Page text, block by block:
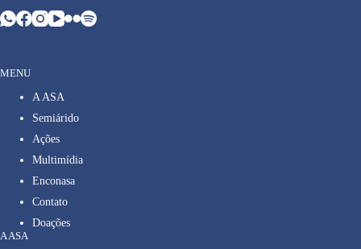
MENU
A ASA
Semiárido
Ações
Multimídia
Enconasa
Contato
Doações
A ASA